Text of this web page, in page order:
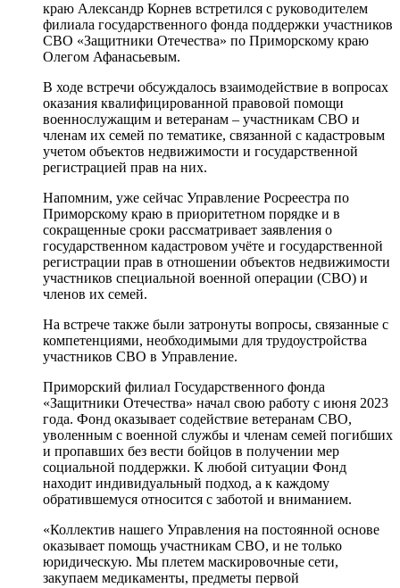
краю Александр Корнев встретился с руководителем
филиала государственного фонда поддержки участников
СВО «Защитники Отечества» по Приморскому краю
Олегом Афанасьевым.
В ходе встречи обсуждалось взаимодействие в вопросах
оказания квалифицированной правовой помощи
военнослужащим и ветеранам – участникам СВО и
членам их семей по тематике, связанной с кадастровым
учетом объектов недвижимости и государственной
регистрацией прав на них.
Напомним, уже сейчас Управление Росреестра по
Приморскому краю в приоритетном порядке и в
сокращенные сроки рассматривает заявления о
государственном кадастровом учёте и государственной
регистрации прав в отношении объектов недвижимости
участников специальной военной операции (СВО) и
членов их семей.
На встрече также были затронуты вопросы, связанные с
компетенциями, необходимыми для трудоустройства
участников СВО в Управление.
Приморский филиал Государственного фонда
«Защитники Отечества» начал свою работу с июня 2023
года. Фонд оказывает содействие ветеранам СВО,
уволенным с военной службы и членам семей погибших
и пропавших без вести бойцов в получении мер
социальной поддержки. К любой ситуации Фонд
находит индивидуальный подход, а к каждому
обратившемуся относится с заботой и вниманием.
«Коллектив нашего Управления на постоянной основе
оказывает помощь участникам СВО, и не только
юридическую. Мы плетем маскировочные сети,
закупаем медикаменты, предметы первой